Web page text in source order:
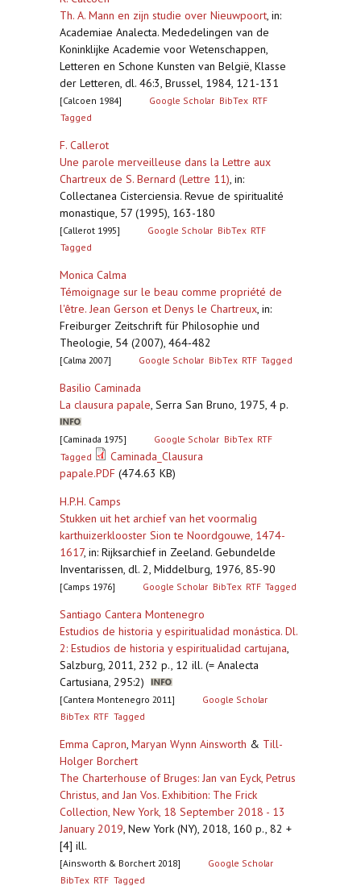
Th. A. Mann en zijn studie over Nieuwpoort, in:
Academiae Analecta. Mededelingen van de
Koninklijke Academie voor Wetenschappen,
Letteren en Schone Kunsten van België, Klasse
der Letteren, dl. 46:3, Brussel, 1984, 121-131
[Calcoen 1984] Google Scholar BibTex RTF
Tagged
F. Callerot
Une parole merveilleuse dans la Lettre aux
Chartreux de S. Bernard (Lettre 11), in:
Collectanea Cisterciensia. Revue de spiritualité
monastique, 57 (1995), 163-180
[Callerot 1995] Google Scholar BibTex RTF
Tagged
Monica Calma
Témoignage sur le beau comme propriété de
l'être. Jean Gerson et Denys le Chartreux, in:
Freiburger Zeitschrift für Philosophie und
Theologie, 54 (2007), 464‐482
[Calma 2007] Google Scholar BibTex RTF Tagged
Basilio Caminada
La clausura papale, Serra San Bruno, 1975, 4 p.
[Caminada 1975] Google Scholar BibTex RTF
Tagged
Caminada_Clausura
papale.PDF (474.63 KB)
H.P.H. Camps
Stukken uit het archief van het voormalig
karthuizerklooster Sion te Noordgouwe, 1474-
1617, in: Rijksarchief in Zeeland. Gebundelde
Inventarissen, dl. 2, Middelburg, 1976, 85-90
[Camps 1976] Google Scholar BibTex RTF Tagged
Santiago Cantera Montenegro
Estudios de historia y espiritualidad monástica. Dl.
2: Estudios de historia y espiritualidad cartujana,
Salzburg, 2011, 232 p., 12 ill. (= Analecta
Cartusiana, 295:2)
[Cantera Montenegro 2011]
Google Scholar
BibTex RTF Tagged
Emma Capron, Maryan Wynn Ainsworth & Till-
Holger Borchert
The Charterhouse of Bruges: Jan van Eyck, Petrus
Christus, and Jan Vos. Exhibition: The Frick
Collection, New York, 18 September 2018 - 13
January 2019, New York (NY), 2018, 160 p., 82 +
[4] ill.
[Ainsworth & Borchert 2018]
Google Scholar
BibTex RTF Tagged